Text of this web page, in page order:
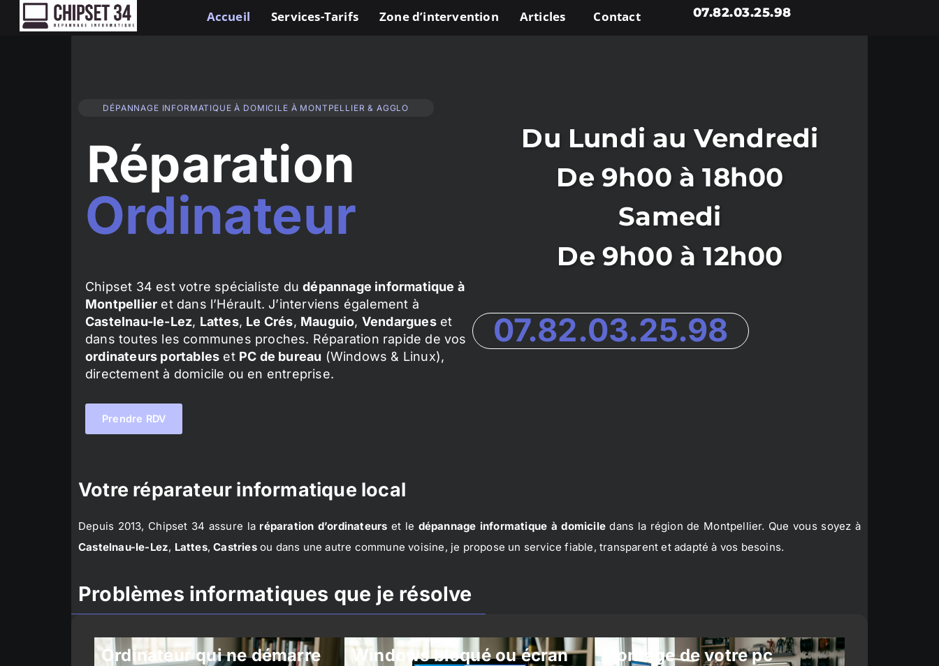
Accueil Services-Tarifs Zone d’intervention Articles Contact 07.82.03.25.98
DÉPANNAGE INFORMATIQUE À DOMICILE À MONTPELLIER & AGGLO
Réparation
Ordinateur
Chipset 34 est votre spécialiste dudépannage informatique à
Montpellier et dans l’Hérault. J’interviens également à
Castelnau-le-Lez, Lattes, Le Crés, Mauguio, Vendargueset
dans toutes les communes proches. Réparation rapide de vos
ordinateurs portables et PC de bureau (Windows & Linux),
directement à domicile ou en entreprise.
Prendre RDV
Du Lundi au Vendredi
De 9h00 à 18h00
Samedi
De 9h00 à 12h00
07.82.03.25.98
Votre réparateur informatique local
Depuis 2013, Chipset 34 assure la réparation d’ordinateurs et le dépannage informatique à domicile dans la région de Montpellier. Que vous soyez à
Castelnau-le-Lez, Lattes,Castriesou dans une autre commune voisine, je propose un service fiable, transparent et adapté à vos besoins.
Problèmes informatiques que je résolve
Ordinateur qui ne démarre
Windows bloqué ou écran
Montage de votre pc